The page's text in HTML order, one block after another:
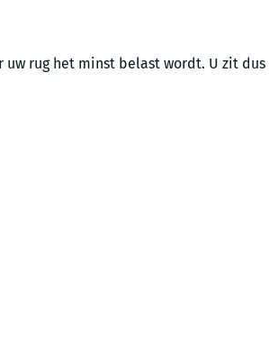
rug het minst belast wordt. U zit dus